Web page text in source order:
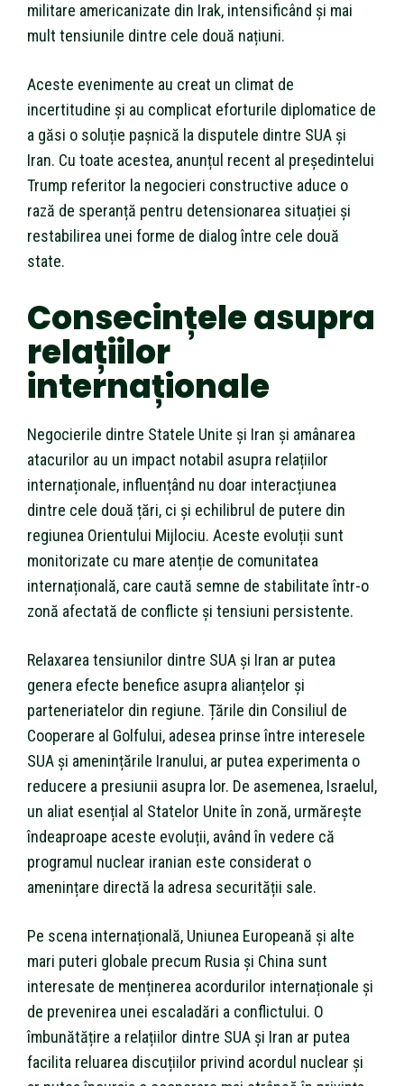
militare americanizate din Irak, intensificând și mai
mult tensiunile dintre cele două națiuni.
Aceste evenimente au creat un climat de
incertitudine și au complicat eforturile diplomatice de
a găsi o soluție pașnică la disputele dintre SUA și
Iran. Cu toate acestea, anunțul recent al președintelui
Trump referitor la negocieri constructive aduce o
rază de speranță pentru detensionarea situației și
restabilirea unei forme de dialog între cele două
state.
Consecințele asupra
relațiilor
internaționale
Negocierile dintre Statele Unite și Iran și amânarea
atacurilor au un impact notabil asupra relațiilor
internaționale, influențând nu doar interacțiunea
dintre cele două țări, ci și echilibrul de putere din
regiunea Orientului Mijlociu. Aceste evoluții sunt
monitorizate cu mare atenție de comunitatea
internațională, care caută semne de stabilitate într-o
zonă afectată de conflicte și tensiuni persistente.
Relaxarea tensiunilor dintre SUA și Iran ar putea
genera efecte benefice asupra alianțelor și
parteneriatelor din regiune. Țările din Consiliul de
Cooperare al Golfului, adesea prinse între interesele
SUA și amenințările Iranului, ar putea experimenta o
reducere a presiunii asupra lor. De asemenea, Israelul,
un aliat esențial al Statelor Unite în zonă, urmărește
îndeaproape aceste evoluții, având în vedere că
programul nuclear iranian este considerat o
amenințare directă la adresa securității sale.
Pe scena internațională, Uniunea Europeană și alte
mari puteri globale precum Rusia și China sunt
interesate de menținerea acordurilor internaționale și
de prevenirea unei escaladări a conflictului. O
îmbunătățire a relațiilor dintre SUA și Iran ar putea
facilita reluarea discuțiilor privind acordul nuclear și